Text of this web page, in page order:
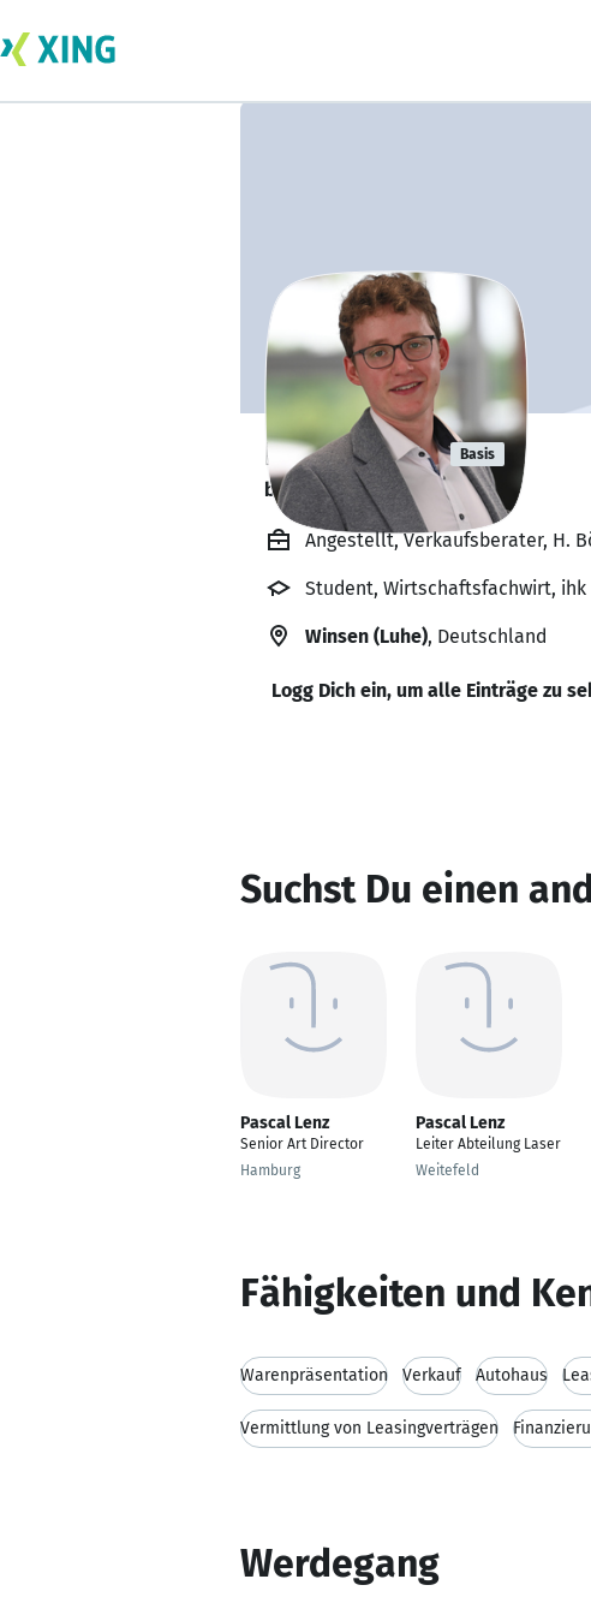
Pascal Lenz Basis
bildet sich zurzeit weiter. 🎓
Angestellt, Verkaufsberater, H.
Student, Wirtschaftsfachwirt, ihk
Winsen (Luhe), Deutschland
Logg Dich ein, um alle Einträge zu
Suchst Du einen
Pascal Lenz
Senior Art Director
Hamburg
Pascal Lenz
Leiter Abteilung Laser
Weitefeld
Fähigkeiten und
Warenpräsentation Verkauf Autohaus
Vermittlung von Leasingverträgen
Werdegang